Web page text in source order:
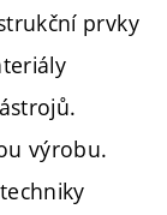
prvky
výrobu.